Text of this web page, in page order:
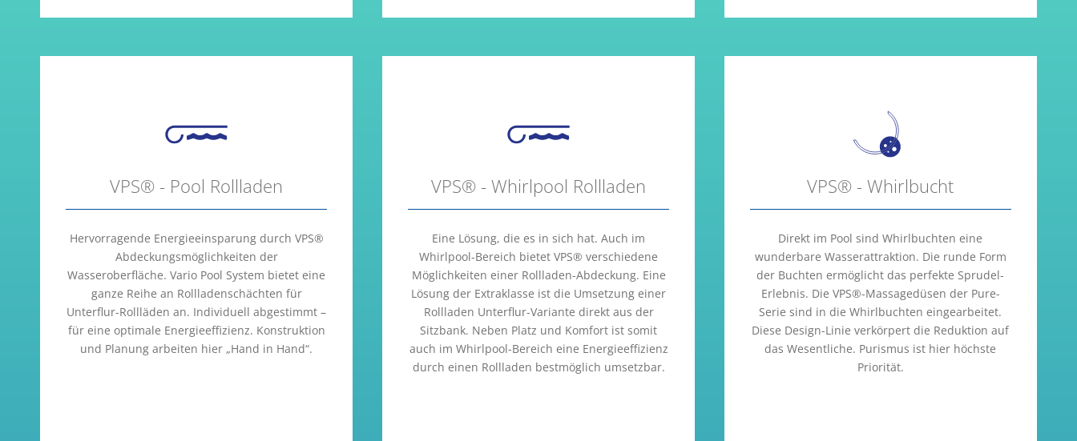
VPS® - Pool Rollladen
Hervorragende Energieeinsparung durch VPS®
Abdeckungsmöglichkeiten der
Wasseroberfläche. Vario Pool System bietet eine
ganze Reihe an Rollladenschächten für
Unterflur-Rollläden an. Individuell abgestimmt –
für eine optimale Energieeffizienz. Konstruktion
und Planung arbeiten hier „Hand in Hand“.
VPS® - Whirlpool Rollladen
Eine Lösung, die es in sich hat. Auch im
Whirlpool-Bereich bietet VPS® verschiedene
Möglichkeiten einer Rollladen-Abdeckung. Eine
Lösung der Extraklasse ist die Umsetzung einer
Rollladen Unterflur-Variante direkt aus der
Sitzbank. Neben Platz und Komfort ist somit
auch im Whirlpool-Bereich eine Energieeffizienz
durch einen Rollladen bestmöglich umsetzbar.
VPS® - Whirlbucht
Direkt im Pool sind Whirlbuchten eine
wunderbare Wasserattraktion. Die runde Form
der Buchten ermöglicht das perfekte Sprudel-
Erlebnis. Die VPS®-Massagedüsen der Pure-
Serie sind in die Whirlbuchten eingearbeitet.
Diese Design-Linie verkörpert die Reduktion auf
das Wesentliche. Purismus ist hier höchste
Priorität.